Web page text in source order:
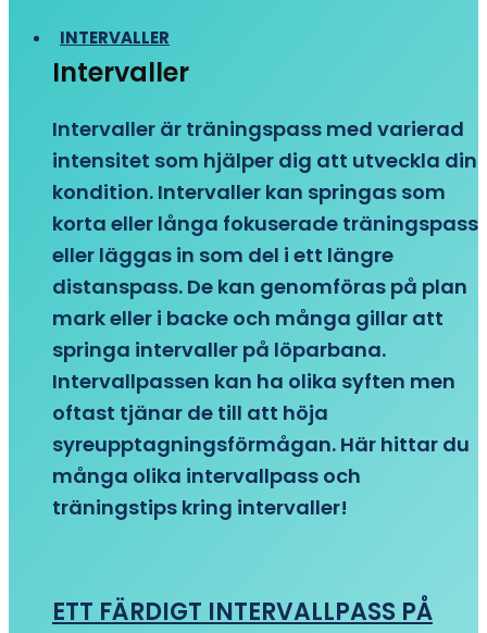
INTERVALLER
Intervaller
Intervaller är träningspass med varierad
intensitet som hjälper dig att utveckla din
kondition. Intervaller kan springas som
korta eller långa fokuserade träningspass
eller läggas in som del i ett längre
distanspass. De kan genomföras på plan
mark eller i backe och många gillar att
springa intervaller på löparbana.
Intervallpassen kan ha olika syften men
oftast tjänar de till att höja
syreupptagningsförmågan. Här hittar du
många olika intervallpass och
träningstips kring intervaller!
ETT FÄRDIGT INTERVALLPASS PÅ